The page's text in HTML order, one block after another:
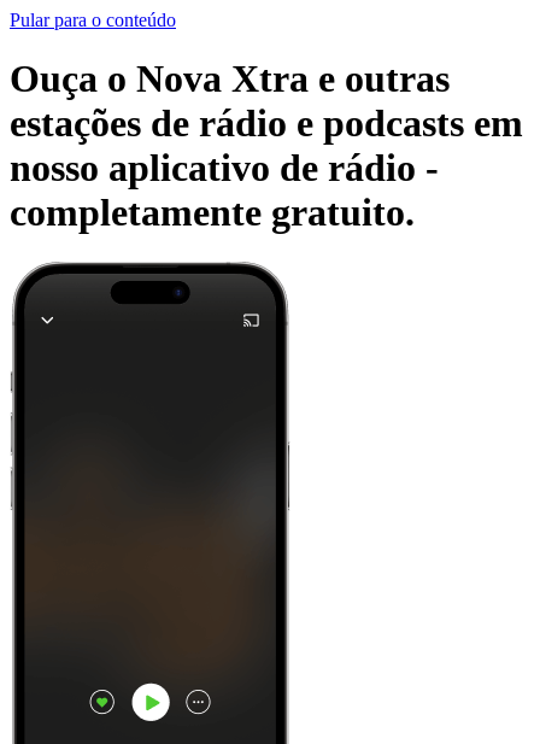
Pular para o conteúdo
Ouça o Nova Xtra e outras
estações de rádio e podcasts em
nosso aplicativo de rádio -
completamente gratuito.